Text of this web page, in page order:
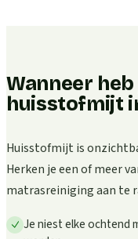
Wanneer
huisstofmijt
Huisstofmijt is
Herken je een of meer
matrasreiniging aan te
Je niest elke ochtend